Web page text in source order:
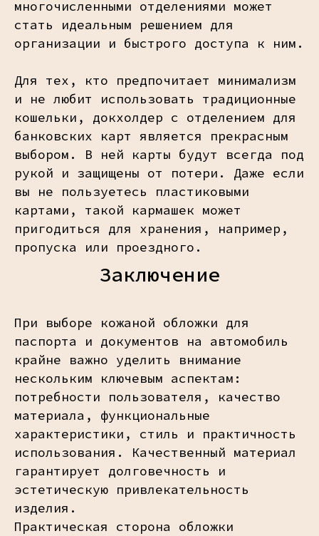
многочисленными отделениями может
стать идеальным решением для
организации и быстрого доступа к ним.
Для тех, кто предпочитает минимализм
и не любит использовать традиционные
кошельки, докхолдер с отделением для
банковских карт является прекрасным
выбором. В ней карты будут всегда под
рукой и защищены от потери. Даже если
вы не пользуетесь пластиковыми
картами, такой кармашек может
пригодиться для хранения, например,
пропуска или проездного.
Заключение
При выборе кожаной обложки для
паспорта и документов на автомобиль
крайне важно уделить внимание
нескольким ключевым аспектам:
потребности пользователя, качество
материала, функциональные
характеристики, стиль и практичность
использования. Качественный материал
гарантирует долговечность и
эстетическую привлекательность
изделия.
Практическая сторона обложки